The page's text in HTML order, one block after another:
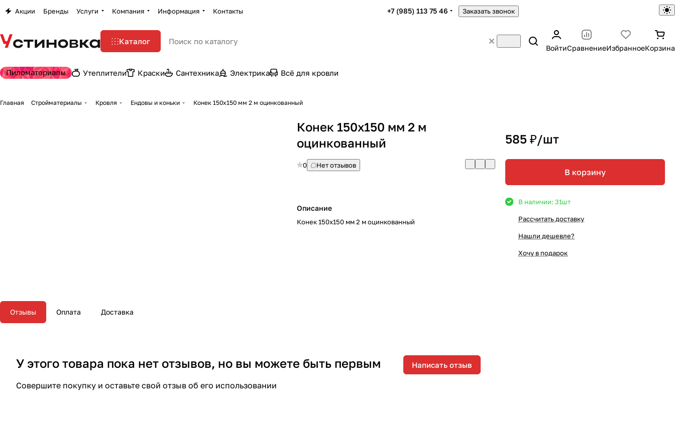
Акции Бренды Услуги Компания Информация Контакты +7 (985) 113 75 46 Заказать звонок
Каталог
ВойтиСравнениеИзбранноеКорзина
Пиломатериалы Утеплители Краски Сантехника Электрика Всё для кровли
Главная Стройматериалы Кровля Ендовы и коньки Конек 150х150 мм 2 м оцинкованный
Конек 150х150 мм 2 м
оцинкованный
0 Нет отзывов
Описание
Конек 150х150 мм 2 м оцинкованный
585 ₽/шт
В корзину
В наличии: 31шт
Рассчитать доставку
Нашли дешевле?
Хочу в подарок
Отзывы Оплата Доставка
У этого товара пока нет отзывов, но вы можете быть первым
Совершите покупку и оставьте свой отзыв об его использовании
Написать отзыв